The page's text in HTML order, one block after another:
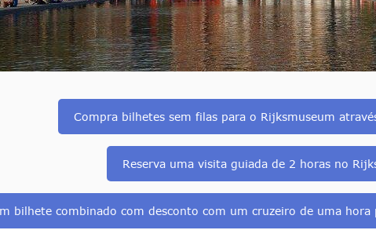
Compra bilhetes sem filas para o Rijksmuseum
Reserva uma visita guiada de 2 horas no
bilhete combinado com desconto com um cruzeiro de uma hora